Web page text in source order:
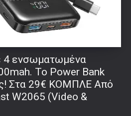
4 ενσωματωμένα
Το Power Bank
Στα 29€ ΚΟΜΠΛΕ Από
W2065 (Video &